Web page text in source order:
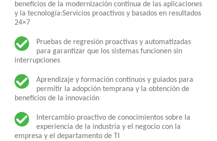
beneficios de la modernización continua de las aplicaciones
y la tecnología:Servicios proactivos y basados en resultados
24×7
Pruebas de regresión proactivas y automatizadas
para garantizar que los sistemas funcionen sin
interrupciones
Aprendizaje y formación continuos y guiados para
permitir la adopción temprana y la obtención de
beneficios de la innovación
Intercambio proactivo de conocimientos sobre la
experiencia de la industria y el negocio con la
empresa y el departamento de TI